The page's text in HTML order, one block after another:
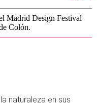
Madrid Design Festival
Colón.
naturaleza en sus